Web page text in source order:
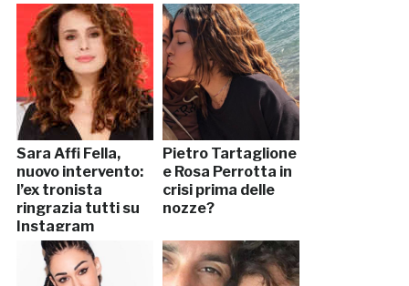
Sara Affi Fella,
nuovo intervento:
l’ex tronista
ringrazia tutti su
Instagram
Pietro Tartaglione
e Rosa Perrotta in
crisi prima delle
nozze?